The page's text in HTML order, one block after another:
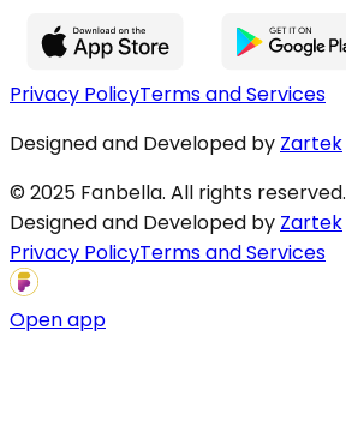
Privacy PolicyTerms and Services
Designed and Developed by Zartek
© 2025 Fanbella. All rights reserved.
Designed and Developed by Zartek
Privacy PolicyTerms and Services
Open app